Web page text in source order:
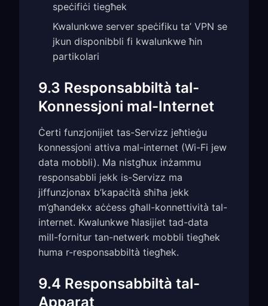
speċifiċi tiegħek
Kwalunkwe server speċifiku ta’ VPN se
jkun disponibbli fi kwalunkwe ħin
partikolari
9.3 Responsabbiltà tal-
Konnessjoni mal-Internet
Ċerti funzjonijiet tas-Servizz jeħtieġu
konnessjoni attiva mal-internet (Wi-Fi jew
data mobbli). Ma nistgħux inżammu
responsabbli jekk is-Servizz ma
jiffunzjonax b’kapaċità sħiħa jekk
m’għandekx aċċess għall-konnettività tal-
internet. Kwalunkwe ħlasijiet tad-data
mill-fornitur tan-netwerk mobbli tiegħek
huma r-responsabbiltà tiegħek.
9.4 Responsabbiltà tal-
Apparat